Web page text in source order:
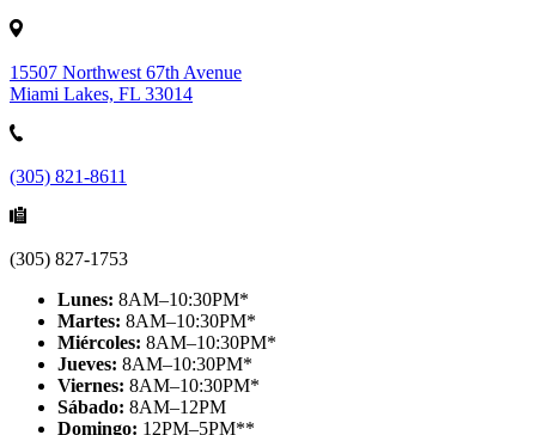
15507 Northwest 67th Avenue
Miami Lakes, FL 33014
(305) 821-8611
(305) 827-1753
Lunes: 8AM–10:30PM*
Martes: 8AM–10:30PM*
Miércoles: 8AM–10:30PM*
Jueves: 8AM–10:30PM*
Viernes: 8AM–10:30PM*
Sábado: 8AM–12PM
Domingo: 12PM–5PM**